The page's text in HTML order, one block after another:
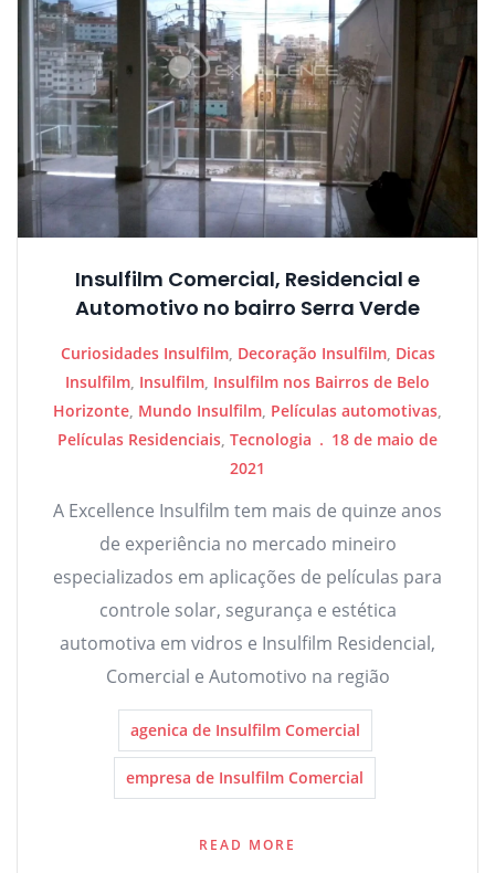
Insulfilm Comercial, Residencial e
Automotivo no bairro Serra Verde
Curiosidades Insulfilm, Decoração Insulfilm, Dicas
Insulfilm, Insulfilm, Insulfilm nos Bairros de Belo
Horizonte, Mundo Insulfilm, Películas automotivas,
Películas Residenciais, Tecnologia
18 de maio de
2021
A Excellence Insulfilm tem mais de quinze anos
de experiência no mercado mineiro
especializados em aplicações de películas para
controle solar, segurança e estética
automotiva em vidros e Insulfilm Residencial,
Comercial e Automotivo na região
agenica de Insulfilm Comercial
empresa de Insulfilm Comercial
READ MORE